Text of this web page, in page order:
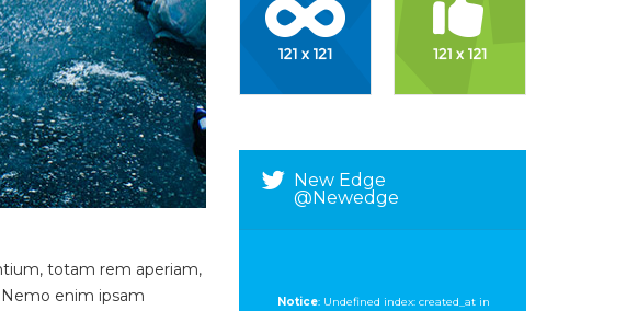
totam rem aperiam,
enim ipsam
New Edge
@newedge
Notice: Undefined index: created_at in